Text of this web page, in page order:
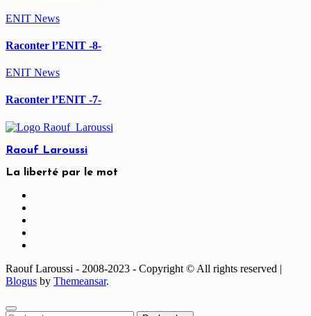
ENIT News
Raconter l’ENIT -8-
ENIT News
Raconter l’ENIT -7-
Raouf Laroussi
La liberté par le mot
Raouf Laroussi - 2008-2023 - Copyright © All rights reserved |
Blogus by Themeansar.